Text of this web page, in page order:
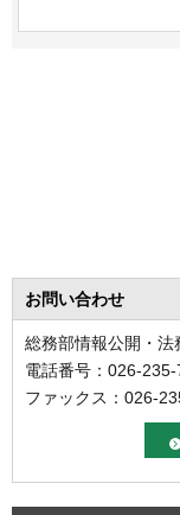
お問い合わせ
総務部情報公開・法
電話番号：026-
ファックス：026-